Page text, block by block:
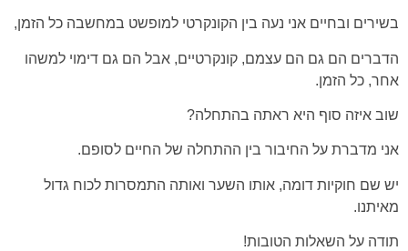
בשירים ובחיים אני נעה בין הקונקרטי למופשט במחשבה כל הזמן,
הדברים הם גם הם עצמם, קונקרטיים, אבל הם גם דימוי למשהו
אחר, כל הזמן.
שוב איזה סוף היא ראתה בהתחלה?
אני מדברת על החיבור בין ההתחלה של החיים לסופם.
יש שם חוקיות דומה, אותו השער ואותה התמסרות לכוח גדול
מאיתנו.
תודה על השאלות הטובות!